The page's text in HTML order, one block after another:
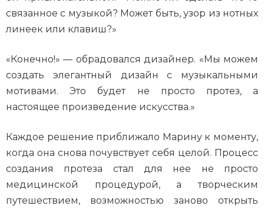
связанное с музыкой? Может быть, узор из нотных
линеек или клавиш?»
«Конечно!» — обрадовался дизайнер. «Мы можем
создать элегантный дизайн с музыкальными
мотивами. Это будет не просто протез, а
настоящее произведение искусства.»
Каждое решение приближало Марину к моменту,
когда она снова почувствует себя целой. Процесс
создания протеза стал для нее не просто
медицинской процедурой, а творческим
путешествием, возможностью заново открыть